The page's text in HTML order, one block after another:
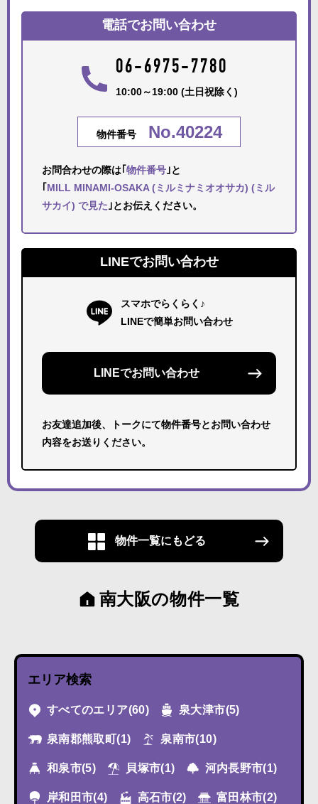
電話でお問い合わせ
06-6975-7780
10:00～19:00 (土日祝除く)
物件番号 No.40224
お問合わせの際は｢ 物件番号 ｣と
MILL MINAMI-OSAKA (ミルミナミオオサカ) (ミル
サカイ) で見た ｣とお伝えください。
LINEでお問い合わせ
スマホでらくらく♪
LINEで簡単お問い合わせ
LINEでお問い合わせ
お友達追加後、トークにて物件番号とお問い合わせ
内容をお送りください。
物件一覧にもどる
南大阪の物件一覧
エリア検索
すべてのエリア(60) 泉大津市(5)
泉南郡熊取町(1) 泉南市(10)
和泉市(5) 貝塚市(1) 河内長野市(1)
岸和田市(4) 高石市(2) 富田林市(2)